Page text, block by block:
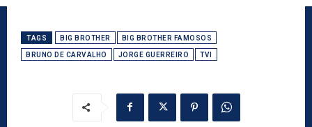
TAGS BIG BROTHER BIG BROTHER FAMOSOS
BRUNO DE CARVALHO JORGE GUERREIRO TVI